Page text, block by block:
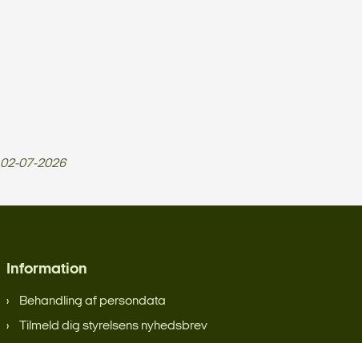
02-07-2026
Information
Behandling af persondata
Tilmeld dig styrelsens nyhedsbrev